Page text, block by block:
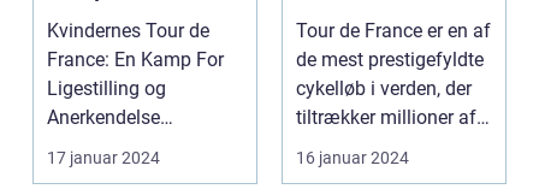
Ligestilling og
Anerkendelse
Kvindernes Tour de
France: En Kamp For
Ligestilling og
Anerkendelse
Introduktion til
Kvindernes To...
17 januar 2024
Tour de France er en af
de mest prestigefyldte
cykelløb i verden, der
tiltrækker millioner af
tilsku...
16 januar 2024